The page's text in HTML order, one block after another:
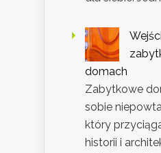
domach
Zabytkowe
sobie
który
historii i